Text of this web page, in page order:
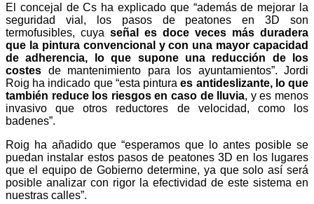
El concejal de Cs ha explicado que “además de mejorar la
seguridad vial, los pasos de peatones en 3D son
termofusibles, cuya señal es doce veces más duradera
que la pintura convencional y con una mayor capacidad
de adherencia, lo que supone una reducción de los
costes de mantenimiento para los ayuntamientos”. Jordi
Roig ha indicado que “esta pinturaes antideslizante, lo que
también reduce los riesgos en caso de lluvia, y es menos
invasivo que otros reductores de velocidad, como los
badenes”.
Roig ha añadido que “esperamos que lo antes posible se
puedan instalar estos pasos de peatones 3D en los lugares
que el equipo de Gobierno determine, ya que solo así será
posible analizar con rigor la efectividad de este sistema en
nuestras calles”.